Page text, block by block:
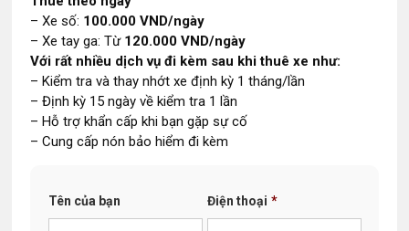
– Xe số: 100.000 VND/ngày
– Xe tay ga: Từ 120.000 VND/ngày
Với rất nhiều dịch vụ đi kèm sau khi thuê xe như:
– Kiểm tra và thay nhớt xe định kỳ 1 tháng/lần
– Định kỳ 15 ngày về kiểm tra 1 lần
– Hỗ trợ khẩn cấp khi bạn gặp sự cố
– Cung cấp nón bảo hiểm đi kèm
Tên của bạn Điện thoại *